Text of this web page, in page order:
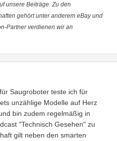
unsere Beiträge. Zu den
gehört unter anderem eBay und
Partner verdienen wir an
Saugroboter teste ich für
unzählige Modelle auf Herz
bin zudem regelmäßig in
"Technisch Gesehen" zu
gilt neben den smarten